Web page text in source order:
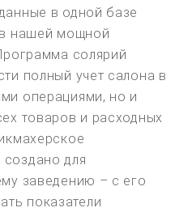
в одной базе
нашей мощной
солярий
полный учет салона в
операциями, но и
товаров и расходных
для
заведению – с его
показатели